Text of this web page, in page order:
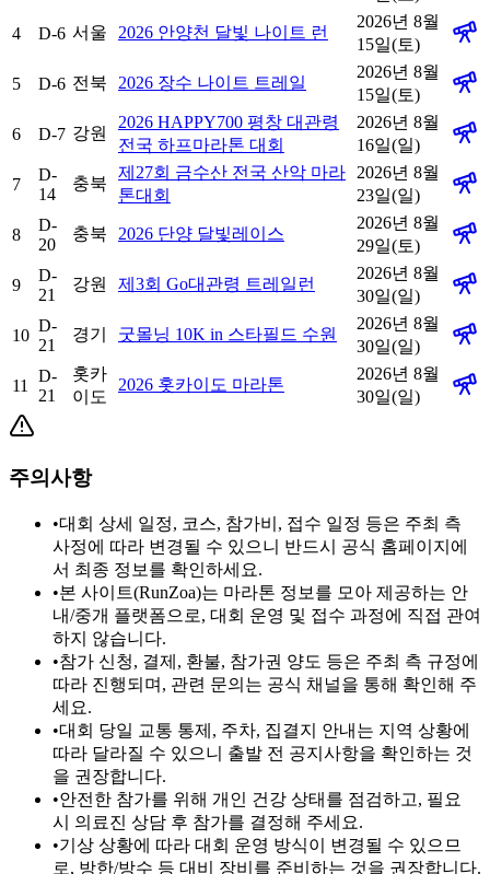
4 D-6 서울 2026 안양천 달빛 나이트 런
2026년 8월
15일(토)
5 D-6 전북 2026 장수 나이트 트레일
2026년 8월
15일(토)
6 D-7 강원
2026 HAPPY700 평창 대관령
전국 하프마라톤 대회
2026년 8월
16일(일)
7
D-
14
충북
제27회 금수산 전국 산악 마라
톤대회
2026년 8월
23일(일)
8
D-
20
충북 2026 단양 달빛레이스
2026년 8월
29일(토)
9
D-
21
강원 제3회 Go대관령 트레일런
2026년 8월
30일(일)
10
D-
21
경기 굿몰닝 10K in 스타필드 수원
2026년 8월
30일(일)
11
D-
21
홋카
이도
2026 홋카이도 마라톤
2026년 8월
30일(일)
주의사항
•대회 상세 일정, 코스, 참가비, 접수 일정 등은 주최 측
사정에 따라 변경될 수 있으니 반드시 공식 홈페이지에
서 최종 정보를 확인하세요.
•본 사이트(RunZoa)는 마라톤 정보를 모아 제공하는 안
내/중개 플랫폼으로, 대회 운영 및 접수 과정에 직접 관여
하지 않습니다.
•참가 신청, 결제, 환불, 참가권 양도 등은 주최 측 규정에
따라 진행되며, 관련 문의는 공식 채널을 통해 확인해 주
세요.
•대회 당일 교통 통제, 주차, 집결지 안내는 지역 상황에
따라 달라질 수 있으니 출발 전 공지사항을 확인하는 것
을 권장합니다.
•안전한 참가를 위해 개인 건강 상태를 점검하고, 필요
시 의료진 상담 후 참가를 결정해 주세요.
•기상 상황에 따라 대회 운영 방식이 변경될 수 있으므
로, 방한/방수 등 대비 장비를 준비하는 것을 권장합니다.